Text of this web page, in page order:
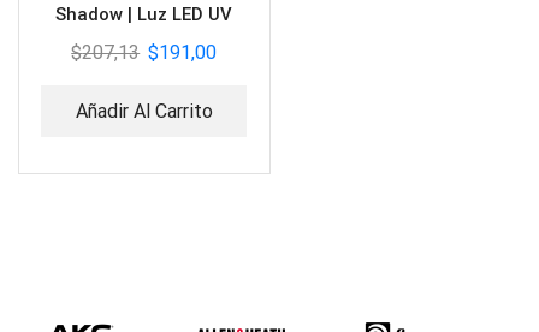
Shadow | Luz LED UV
DMX
$207,13 $191,00
Añadir Al Carrito